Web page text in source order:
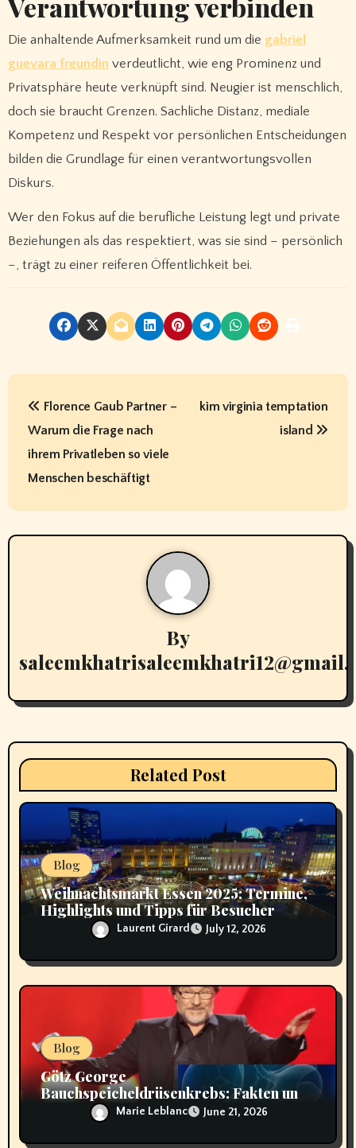
Die anhaltende Aufmerksamkeit rund um die gabriel
guevara freundin verdeutlicht, wie eng Prominenz und
Privatsphäre heute verknüpft sind. Neugier ist menschlich,
doch sie braucht Grenzen. Sachliche Distanz, mediale
Kompetenz und Respekt vor persönlichen Entscheidungen
bilden die Grundlage für einen verantwortungsvollen
Diskurs.
Wer den Fokus auf die berufliche Leistung legt und private
Beziehungen als das respektiert, was sie sind – persönlich
–, trägt zu einer reiferen Öffentlichkeit bei.
P
n
a
g
t
i
o
n
Florence Gaub Partner –
Warum die Frage nach
ihrem Privatleben so viele
Menschen beschäftigt
kim virginia temptation
island
By
Related Post
Blog
Weihnachtsmarkt Essen 2025: Termine,
Highlights und Tipps für Besucher
Laurent Girard July 12, 2026
Blog
Götz George
Bauchspeicheldrüsenkrebs: Fakten und
HintergründeMarie Leblanc June 21, 2026